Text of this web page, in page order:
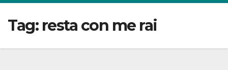
Tag: resta con me rai